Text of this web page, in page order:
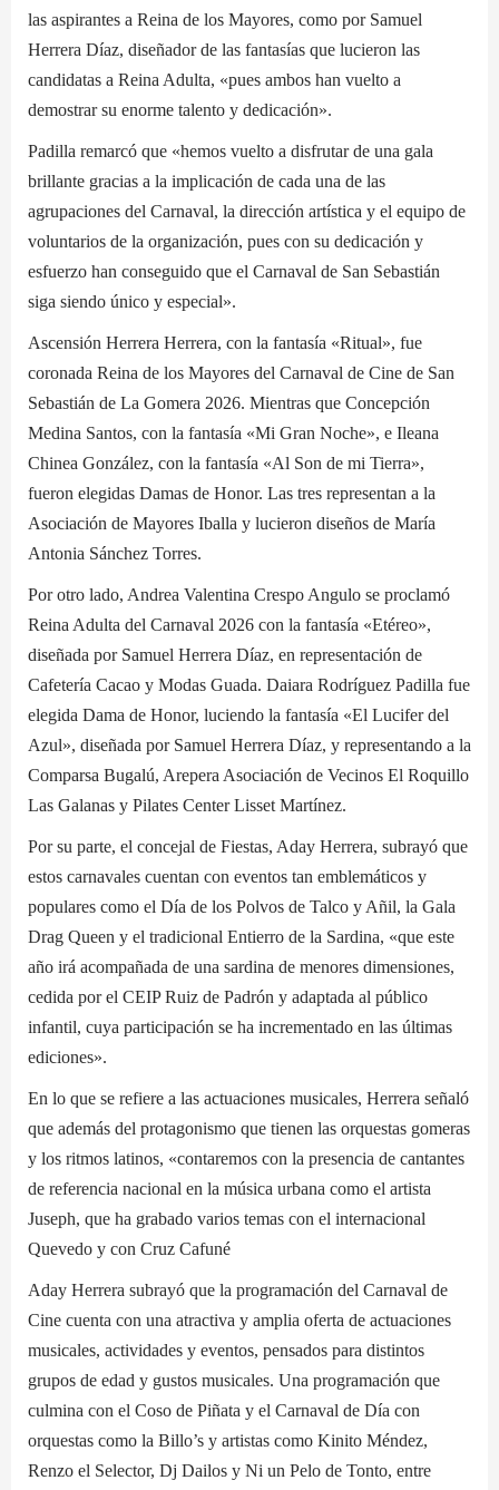
las aspirantes a Reina de los Mayores, como por Samuel
Herrera Díaz, diseñador de las fantasías que lucieron las
candidatas a Reina Adulta, «pues ambos han vuelto a
demostrar su enorme talento y dedicación».
Padilla remarcó que «hemos vuelto a disfrutar de una gala
brillante gracias a la implicación de cada una de las
agrupaciones del Carnaval, la dirección artística y el equipo de
voluntarios de la organización, pues con su dedicación y
esfuerzo han conseguido que el Carnaval de San Sebastián
siga siendo único y especial».
Ascensión Herrera Herrera, con la fantasía «Ritual», fue
coronada Reina de los Mayores del Carnaval de Cine de San
Sebastián de La Gomera 2026. Mientras que Concepción
Medina Santos, con la fantasía «Mi Gran Noche», e Ileana
Chinea González, con la fantasía «Al Son de mi Tierra»,
fueron elegidas Damas de Honor. Las tres representan a la
Asociación de Mayores Iballa y lucieron diseños de María
Antonia Sánchez Torres.
Por otro lado, Andrea Valentina Crespo Angulo se proclamó
Reina Adulta del Carnaval 2026 con la fantasía «Etéreo»,
diseñada por Samuel Herrera Díaz, en representación de
Cafetería Cacao y Modas Guada. Daiara Rodríguez Padilla fue
elegida Dama de Honor, luciendo la fantasía «El Lucifer del
Azul», diseñada por Samuel Herrera Díaz, y representando a la
Comparsa Bugalú, Arepera Asociación de Vecinos El Roquillo
Las Galanas y Pilates Center Lisset Martínez.
Por su parte, el concejal de Fiestas, Aday Herrera, subrayó que
estos carnavales cuentan con eventos tan emblemáticos y
populares como el Día de los Polvos de Talco y Añil, la Gala
Drag Queen y el tradicional Entierro de la Sardina, «que este
año irá acompañada de una sardina de menores dimensiones,
cedida por el CEIP Ruiz de Padrón y adaptada al público
infantil, cuya participación se ha incrementado en las últimas
ediciones».
En lo que se refiere a las actuaciones musicales, Herrera señaló
que además del protagonismo que tienen las orquestas gomeras
y los ritmos latinos, «contaremos con la presencia de cantantes
de referencia nacional en la música urbana como el artista
Juseph, que ha grabado varios temas con el internacional
Quevedo y con Cruz Cafuné
Aday Herrera subrayó que la programación del Carnaval de
Cine cuenta con una atractiva y amplia oferta de actuaciones
musicales, actividades y eventos, pensados para distintos
grupos de edad y gustos musicales. Una programación que
culmina con el Coso de Piñata y el Carnaval de Día con
orquestas como la Billo’s y artistas como Kinito Méndez,
Renzo el Selector, Dj Dailos y Ni un Pelo de Tonto, entre